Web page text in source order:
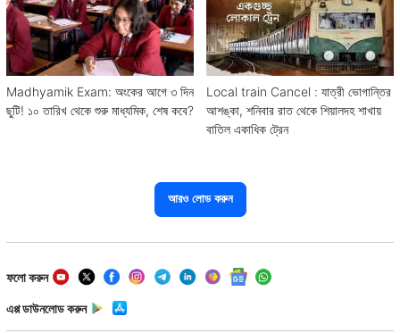
Madhyamik Exam: অংকের আগে ৩ দিন
ছুটি! ১০ তারিখ থেকে শুরু মাধ্যমিক, শেষ কবে?
Local train Cancel : যাত্রী ভোগান্তির
আশঙ্কা, শনিবার রাত থেকে শিয়ালদহ শাখায়
বাতিল একাধিক ট্রেন
আরও লোড করুন
ফলো করুন
এপ্প ডাউনলোড করুন